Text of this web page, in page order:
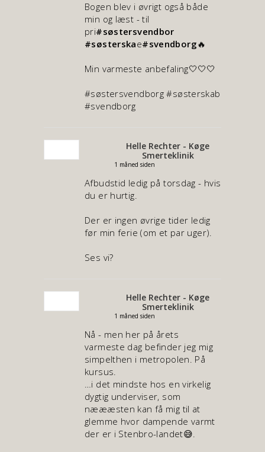
Bogen blev i øvrigt også både
min og læst - til
pri#søstersvendbor
#søsterskae#svendborg🔥
Min varmeste anbefaling🤍🤍🤍
#søstersvendborg #søsterskab
#svendborg
Helle Rechter - Køge
Smerteklinik
1 måned siden
Afbudstid ledig på torsdag - hvis
du er hurtig.
Der er ingen øvrige tider ledig
før min ferie (om et par uger).
Ses vi?
Helle Rechter - Køge
Smerteklinik
1 måned siden
Nå - men her på årets
varmeste dag befinder jeg mig
simpelthen i metropolen. På
kursus.
…i det mindste hos en virkelig
dygtig underviser, som
næææsten kan få mig til at
glemme hvor dampende varmt
der er i Stenbro-landet😅.